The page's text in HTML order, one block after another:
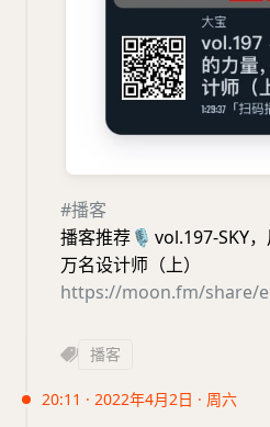
#播客
播客推荐🎙 vol.197-SKY
万名设计师（上）
https://moon.fm/share/
播客
20:11 · 2022年4月2日 · 周六